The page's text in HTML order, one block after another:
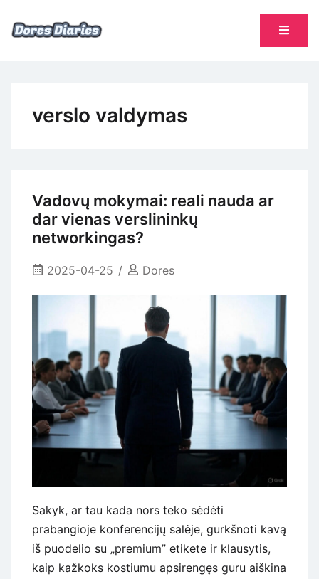
verslo valdymas
Vadovų mokymai: reali nauda ar
dar vienas verslininkų
networkingas?
2025-04-25 Dores
Sakyk, ar tau kada nors teko sėdėti
prabangioje konferencijų salėje, gurkšnoti kavą
iš puodelio su „premium” etikete ir klausytis,
kaip kažkoks kostiumu apsirengęs guru aiškina